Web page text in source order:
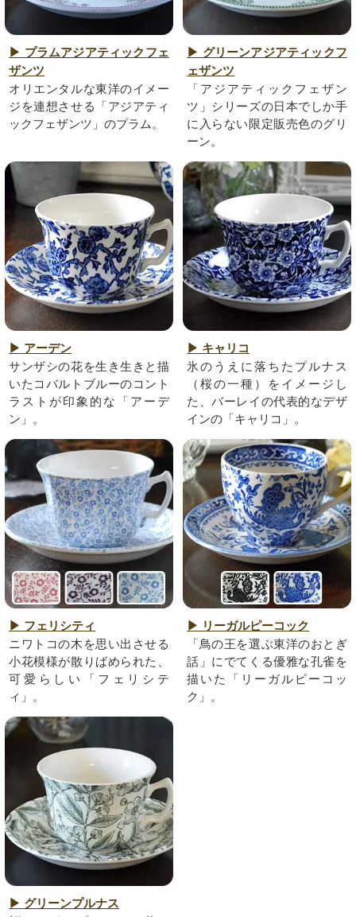
▶ プラムアジアティックフェ
ザンツ
オリエンタルな東洋のイメー
ジを連想させる「アジアティ
ックフェザンツ」のプラム。
▶ グリーンアジアティックフ
ェザンツ
「アジアティックフェザン
ツ」シリーズの日本でしか手
に入らない限定販売色のグリ
ーン。
▶ アーデン
サンザシの花を生き生きと描
いたコバルトブルーのコント
ラストが印象的な「アーデ
ン」。
▶ キャリコ
氷のうえに落ちたプルナス
（桜の一種）をイメージし
た、バーレイの代表的なデザ
インの「キャリコ」。
▶ フェリシティ
ニワトコの木を思い出させる
小花模様が散りばめられた、
可愛らしい「フェリシテ
ィ」。
▶ リーガルピーコック
「鳥の王を選ぶ東洋のおとぎ
話」にでてくる優雅な孔雀を
描いた「リーガルピーコッ
ク」。
▶ グリーンプルナス